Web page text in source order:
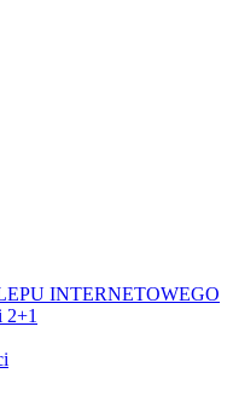
INTERNETOWEGO
2+1